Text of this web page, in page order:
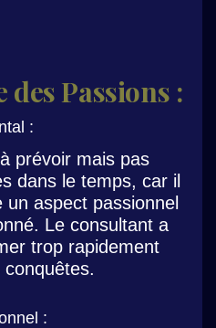
Passions :
:
prévoir mais pas
dans le temps, car il
aspect passionnel
Le consultant a
trop rapidement
conquêtes.
: